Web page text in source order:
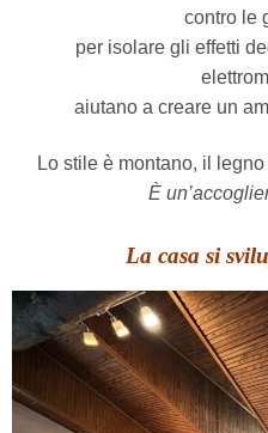
contro le
per isolare gli effetti
aiutano a creare un
Lo stile è montano, il
È
La casa si